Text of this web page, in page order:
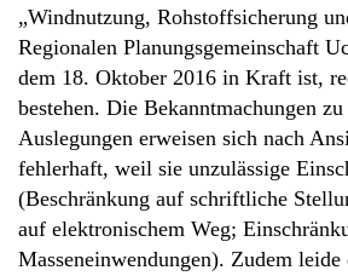
„Windnutzung, Rohstoffsicherung
Regionalen Planungsgemeinschaft
dem 18. Oktober 2016 in Kraft ist,
bestehen. Die Bekanntmachungen
Auslegungen erweisen sich nach
fehlerhaft, weil sie unzulässige
(Beschränkung auf schriftliche
auf elektronischem Weg;
Masseneinwendungen). Zudem leide